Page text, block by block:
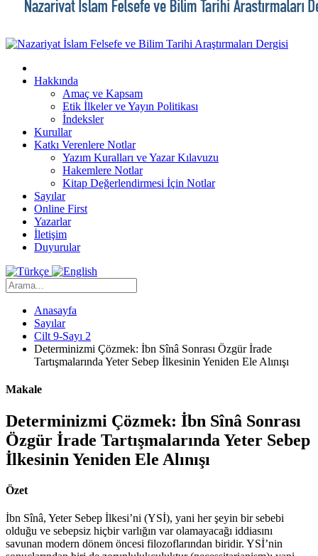
Hakkında
Amaç ve Kapsam
Etik İlkeler ve Yayın Politikası
İndeksler
Kurullar
Katkı Verenlere Notlar
Yazım Kuralları ve Yazar Kılavuzu
Hakemlere Notlar
Kitap Değerlendirmesi İçin Notlar
Sayılar
Online First
Yazarlar
İletişim
Duyurular
Anasayfa
Sayılar
Cilt 9-Sayı 2
Determinizmi Çözmek: İbn Sînâ Sonrası Özgür İrade
Tartışmalarında Yeter Sebep İlkesinin Yeniden Ele Alınışı
Makale
Determinizmi Çözmek: İbn Sînâ Sonrası
Özgür İrade Tartışmalarında Yeter Sebep
İlkesinin Yeniden Ele Alınışı
Özet
İbn Sînâ, Yeter Sebep İlkesi’ni (YSİ), yani her şeyin bir sebebi
olduğu ve sebepsiz hiçbir varlığın var olamayacağı iddiasını
savunan modern dönem öncesi filozoflarından biridir. YSİ’nin